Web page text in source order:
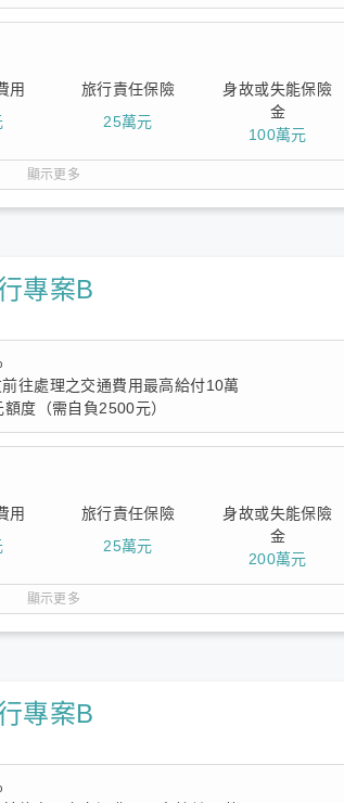
店家東西弄壞），旅平醫療雙重保障、內容較齊
用
旅行責任保險
25萬元
身故或失能保險
金
100萬元
顯示更多
專案B
往處理之交通費用最高給付10萬
度（需自負2500元）
店家東西弄壞），旅平醫療雙重保障、內容較齊
用
旅行責任保險
25萬元
身故或失能保險
金
200萬元
顯示更多
專案B